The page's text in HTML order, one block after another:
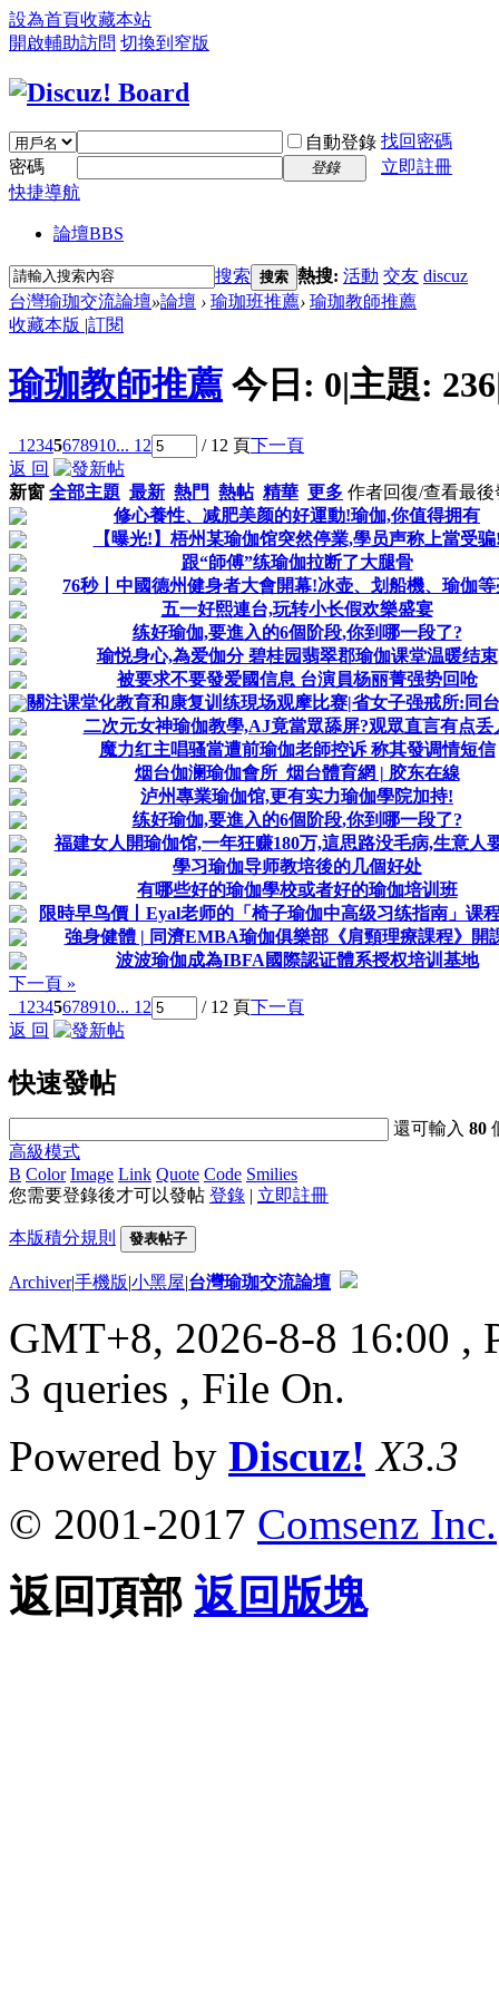
設為首頁收藏本站
開啟輔助訪問 切換到窄版
自動登錄 找回密碼
密碼
登錄
立即註冊
快捷導航
論壇BBS
搜索 搜索 熱搜: 活動 交友 discuz
台灣瑜珈交流論壇»論壇 › 瑜珈班推薦› 瑜珈教師推薦
收藏本版 |訂閱
瑜珈教師推薦 今日: 0|主題: 236
1 2345678910... 12 / 12 頁下一頁
返 回
新窗 全部主題 最新 熱門 熱帖 精華 更多 作者回復/查看最後
修心養性、减肥美颜的好運動!瑜伽,你值得拥有
【曝光!】梧州某瑜伽馆突然停業,學员声称上當受骗
跟“師傅”练瑜伽拉断了大腿骨
76秒丨中國德州健身者大會開幕!冰壶、划船機、瑜伽
五一好熙連台,玩转小长假欢樂盛宴
练好瑜伽,要進入的6個阶段,你到哪一段了?
瑜悦身心,為爱伽分 碧桂园翡翠郡瑜伽课堂温暖结束
被要求不要發爱國信息 台演員杨丽菁强势回呛
關注课堂化教育和康复训练現场观摩比赛|省女子强戒所:同
二次元女神瑜伽教學,AJ竟當眾舔屏?观眾直言有点丢
魔力红主唱骚當遭前瑜伽老師控诉 称其發调情短信
烟台伽澜瑜伽會所_烟台體育網 | 胶东在線
泸州專業瑜伽馆,更有实力瑜伽學院加持!
练好瑜伽,要進入的6個阶段,你到哪一段了?
福建女人開瑜伽馆,一年狂赚180万,這思路没毛病,生意人
學习瑜伽导师教培後的几個好处
有哪些好的瑜伽學校或者好的瑜伽培训班
限時早鸟價丨Eyal老师的「椅子瑜伽中高级习练指南」课
強身健體 | 同濟EMBA瑜伽俱樂部《肩頸理療課程》開
波波瑜伽成為IBFA國際認证體系授权培训基地
下一頁 »
1 2345678910... 12 / 12 頁下一頁
返 回
快速發帖
還可輸入80
高級模式
B Color Image Link Quote Code Smilies
您需要登錄後才可以發帖 登錄 | 立即註冊
本版積分規則 發表帖子
Archiver|手機版|小黑屋|台灣瑜珈交流論壇
GMT+8, 2026-8-8 16:00 ,
3 queries , File On.
Powered by Discuz! X3.3
© 2001-2017 Comsenz Inc.
返回頂部 返回版塊